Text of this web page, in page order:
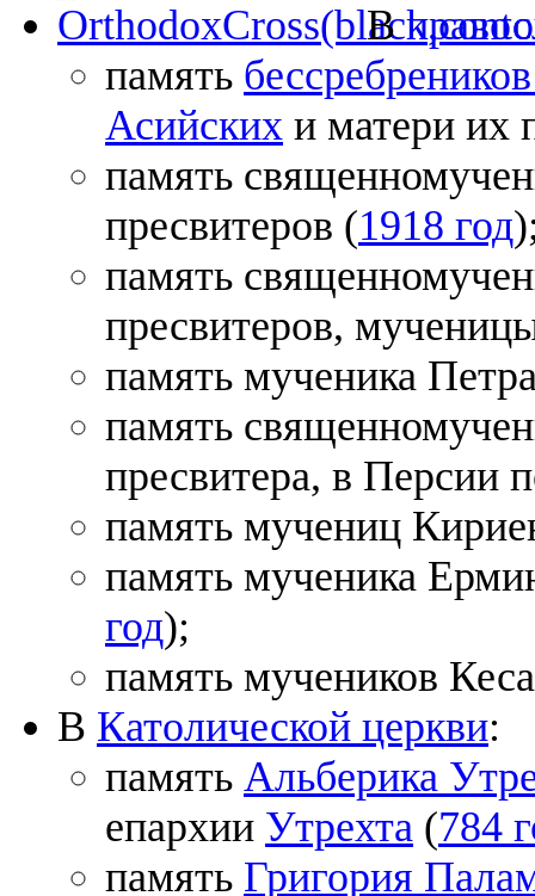
В
память
Асийских и матери их
память
пресвитеров (1918 год
память
пресвитеров,
память мученика
память
пресвитера, в Персии
память мучениц
память мученика
год);
память мучеников
В Католической церкви:
память Альберика
епархии Утрехта (784
память Григория